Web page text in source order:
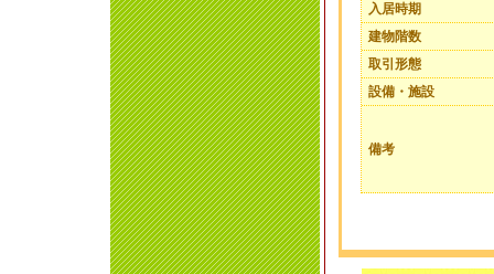
入居時期
建物階数
取引形態
設備・施設
備考